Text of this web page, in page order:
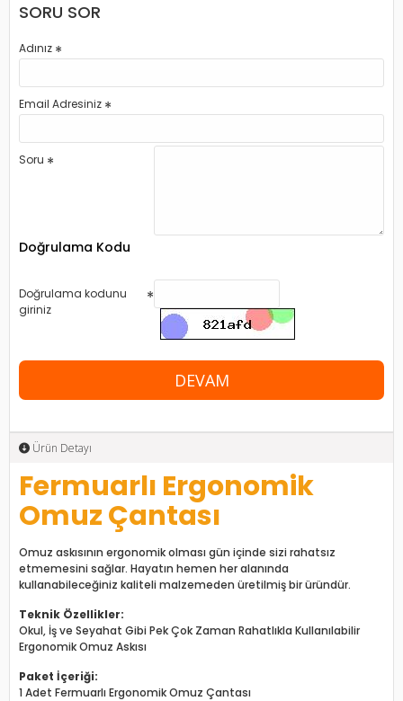
SORU SOR
Adınız
Email Adresiniz
Soru
Doğrulama Kodu
Doğrulama kodunu
giriniz
DEVAM
Ürün Detayı
Fermuarlı Ergonomik
Omuz Çantası
Omuz askısının ergonomik olması gün içinde sizi rahatsız
etmemesini sağlar. Hayatın hemen her alanında
kullanabileceğiniz kaliteli malzemeden üretilmiş bir üründür.
Teknik Özellikler:
Okul, İş ve Seyahat Gibi Pek Çok Zaman Rahatlıkla Kullanılabilir
Ergonomik Omuz Askısı
Paket İçeriği:
1 Adet Fermuarlı Ergonomik Omuz Çantası